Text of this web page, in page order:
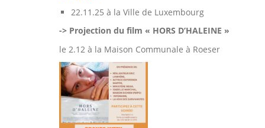
22.11.25 à la Ville de Luxembourg
-> Projection du film « HORS D’HALEINE »
le 2.12 à la Maison Communale à Roeser